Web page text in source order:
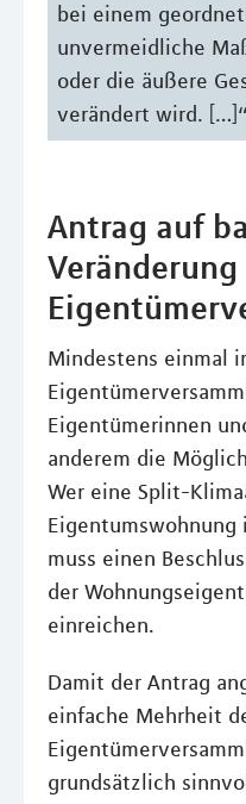
bei einem
unvermeidliche
oder die äußere
verändert wird. […]“
Antrag auf
Mindestens einmal
Eigentümerinnen
anderem die
Wer eine Split-
muss einen
der
einreichen.
Damit der Antrag
einfache Mehrheit
grundsätzlich